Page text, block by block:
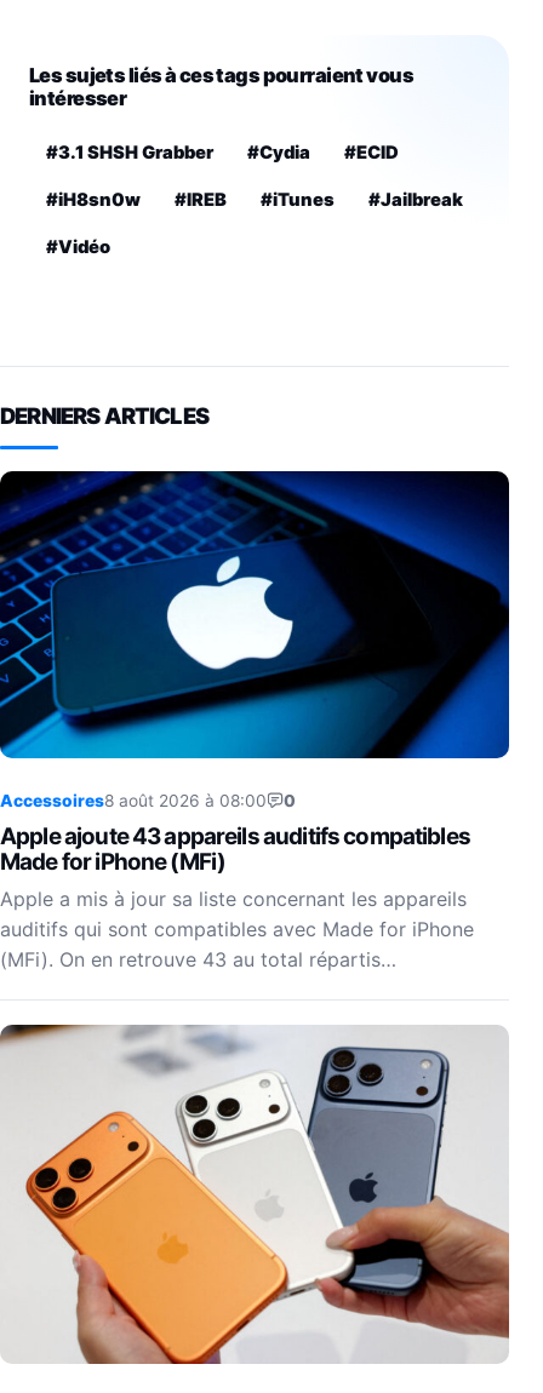
Les sujets liés à ces tags pourraient vous
intéresser
#3.1 SHSH Grabber #Cydia #ECID
#iH8sn0w #IREB #iTunes #Jailbreak
#Vidéo
DERNIERS ARTICLES
Accessoires8 août 2026 à 08:00 0
Apple ajoute 43 appareils auditifs compatibles
Made for iPhone (MFi)
Apple a mis à jour sa liste concernant les appareils
auditifs qui sont compatibles avec Made for iPhone
(MFi). On en retrouve 43 au total répartis…